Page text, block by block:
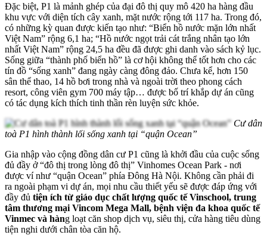
Đặc biệt, P1 là mảnh ghép của đại đô thị quy mô 420 ha hàng đầu
khu vực với diện tích cây xanh, mặt nước rộng tới 117 ha. Trong đó,
có những kỳ quan được kiến tạo như: “Biển hồ nước mặn lớn nhất
Việt Nam” rộng 6,1 ha; “Hồ nước ngọt trải cát trắng nhân tạo lớn
nhất Việt Nam” rộng 24,5 ha đều đã được ghi danh vào sách kỷ lục.
Sống giữa “thành phố biển hồ” là cơ hội không thể tốt hơn cho các
tín đồ “sống xanh” đang ngày càng đông đảo. Chưa kể, hơn 150
sân thể thao, 14 hồ bơi trong nhà và ngoài trời theo phong cách
resort, công viên gym 700 máy tập… được bố trí khắp dự án cũng
có tác dụng kích thích tinh thần rèn luyện sức khỏe.
Cư dân
toà P1 hình thành lối sống xanh tại “quận Ocean”
Gia nhập vào cộng đồng dân cư P1 cũng là khởi đầu của cuộc sống
đủ đầy ở “đô thị trong lòng đô thị” Vinhomes Ocean Park - nơi
được ví như “quận Ocean” phía Đông Hà Nội. Không cần phải đi
ra ngoài phạm vi dự án, mọi nhu cầu thiết yếu sẽ được đáp ứng với
đầy đủ tiện ích từ giáo dục chất lượng quốc tế Vinschool, trung
tâm thương mại Vincom Mega Mall, bệnh viện đa khoa quốc tế
Vinmec và hàng loạt căn shop dịch vụ, siêu thị, cửa hàng tiêu dùng
tiện nghi dưới chân tòa căn hộ.